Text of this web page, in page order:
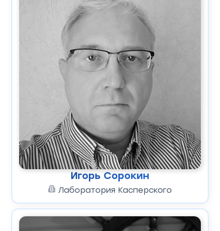
Игорь Сорокин
Лаборатория Касперского